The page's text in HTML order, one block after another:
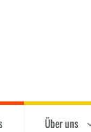
Über uns